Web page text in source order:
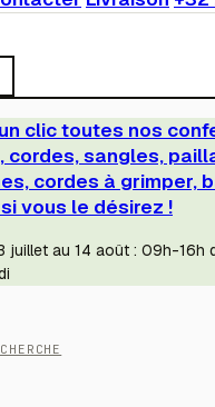
clic toutes nos
cordes, sangles,
cordes à grimper,
vous le désirez !
juillet au 14 août : 09h-16h